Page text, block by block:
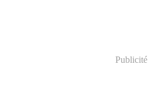
Publicité